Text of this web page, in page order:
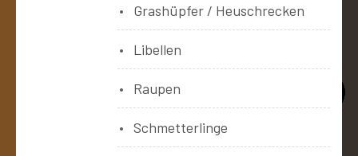
Grashüpfer / Heuschrecken
Libellen
Raupen
Schmetterlinge